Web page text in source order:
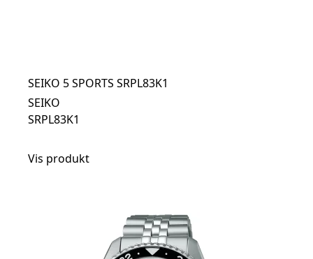
SEIKO 5 SPORTS SRPL83K1
SEIKO
SRPL83K1
Vis produkt